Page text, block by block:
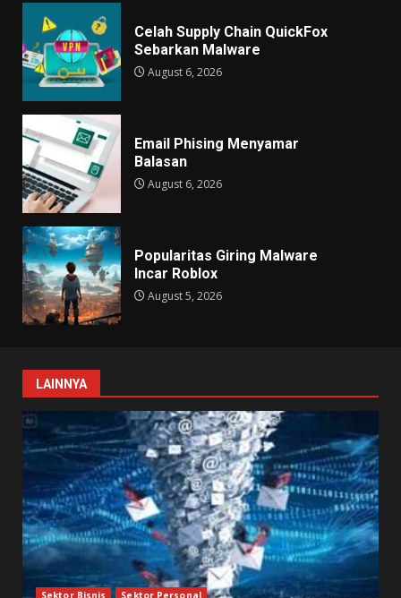
Celah Supply Chain QuickFox
Sebarkan Malware
August 6, 2026
Email Phising Menyamar
Balasan
August 6, 2026
Popularitas Giring Malware
Incar Roblox
August 5, 2026
LAINNYA
Sektor Bisnis Sektor Personal